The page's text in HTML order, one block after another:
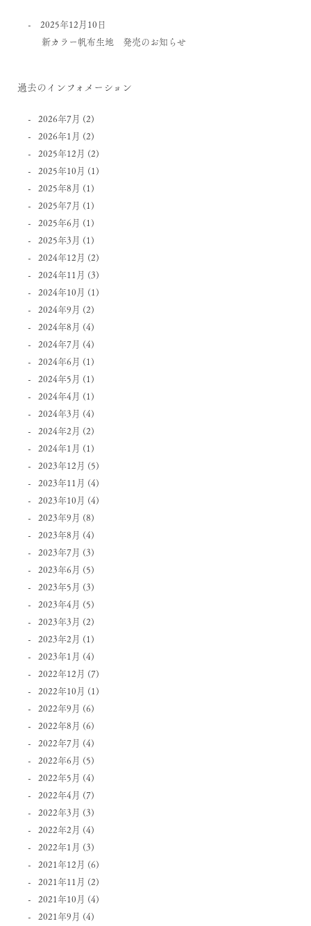
2025年12月10日
新カラー帆布生地 発売のお知らせ
過去のインフォメーション
2026年7月 (2)
2026年1月 (2)
2025年12月 (2)
2025年10月 (1)
2025年8月 (1)
2025年7月 (1)
2025年6月 (1)
2025年3月 (1)
2024年12月 (2)
2024年11月 (3)
2024年10月 (1)
2024年9月 (2)
2024年8月 (4)
2024年7月 (4)
2024年6月 (1)
2024年5月 (1)
2024年4月 (1)
2024年3月 (4)
2024年2月 (2)
2024年1月 (1)
2023年12月 (5)
2023年11月 (4)
2023年10月 (4)
2023年9月 (8)
2023年8月 (4)
2023年7月 (3)
2023年6月 (5)
2023年5月 (3)
2023年4月 (5)
2023年3月 (2)
2023年2月 (1)
2023年1月 (4)
2022年12月 (7)
2022年10月 (1)
2022年9月 (6)
2022年8月 (6)
2022年7月 (4)
2022年6月 (5)
2022年5月 (4)
2022年4月 (7)
2022年3月 (3)
2022年2月 (4)
2022年1月 (3)
2021年12月 (6)
2021年11月 (2)
2021年10月 (4)
2021年9月 (4)